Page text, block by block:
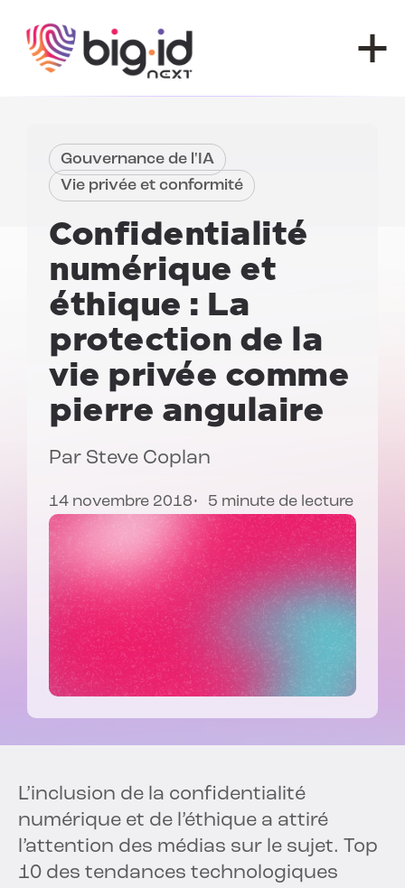
Gouvernance de l'IA
Vie privée et conformité
Confidentialité
numérique et
éthique : La
protection de la
vie privée comme
pierre angulaire
Par Steve Coplan
14 novembre 2018 5 minute de lecture
L’inclusion de la confidentialité
numérique et de l’éthique a attiré
l’attention des médias sur le sujet. Top
10 des tendances technologiques